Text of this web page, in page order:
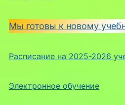
Мы готовы к новому
Расписание на 2025-2026
Электронное обучение